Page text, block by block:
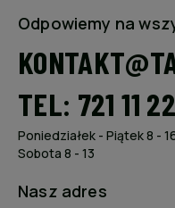
Odpowiemy na
TEL: 721 11
Poniedziałek - Piątek 8 -
Sobota 8 - 13
Nasz adres